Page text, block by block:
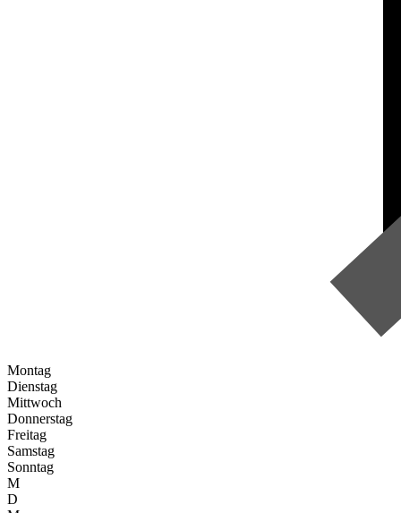
Montag
Dienstag
Mittwoch
Donnerstag
Freitag
Samstag
Sonntag
M
D